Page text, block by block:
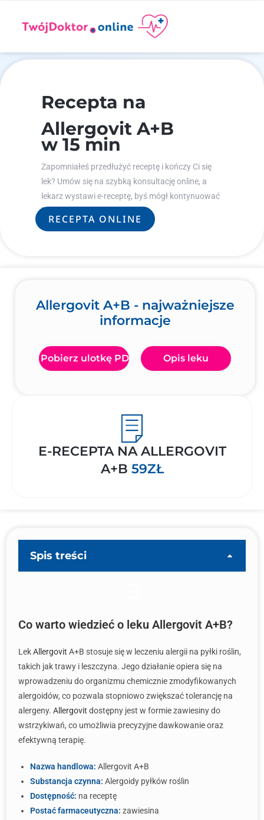
Recepta na
Allergovit A+B
w 15 min
Zapomniałeś przedłużyć receptę i kończy Ci się
lek? Umów się na szybką konsultację online, a
lekarz wystawi e-receptę, byś mógł kontynuować
leczenie.
RECEPTA ONLINE
Allergovit A+B - najważniejsze
informacje
Pobierz ulotkę PDF Opis leku
E-RECEPTA NA ALLERGOVIT
A+B 59ZŁ
Spis treści
Co warto wiedzieć o leku Allergovit A+B?
LekAllergovit A+B stosuje się w leczeniu alergii na pyłki roślin,
takich jak trawy i leszczyna. Jego działanie opiera się na
wprowadzeniu do organizmu chemicznie zmodyfikowanych
alergoidów, co pozwala stopniowo zwiększać tolerancję na
alergeny. Allergovit dostępny jest w formie zawiesiny do
wstrzykiwań, co umożliwia precyzyjne dawkowanie oraz
efektywną terapię.
Nazwa handlowa: Allergovit A+B
Substancja czynna: Alergoidy pyłków roślin
Dostępność: na receptę
Postać farmaceutyczna: zawiesina